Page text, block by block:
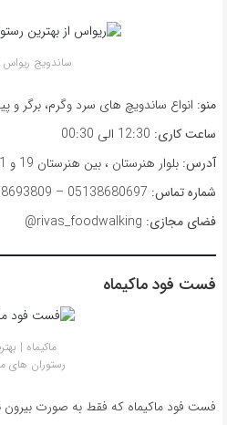
ساندویج
منو: انواع ساندویچ های سرد وگرم، برگر و
ساعت کاری: 12:30 الی 00:30
آدرس: بلوار هنرستان ، بین هنرستان 19 و 21
شماره تماس:
فضای مجازی:
فست فود ماکیماه
ماکیماه |
رستوران های
فست فود ماکیماه که فقط به صورت بیرون